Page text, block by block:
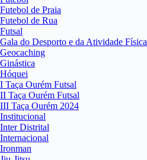
Futebol de Praia
Futebol de Rua
Futsal
Gala do Desporto e da Atividade Física
Geocaching
Ginástica
Hóquei
I Taça Ourém Futsal
II Taça Ourém Futsal
III Taça Ourém 2024
Institucional
Inter Distrital
Internacional
Ironman